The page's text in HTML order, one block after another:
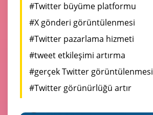
#Twitter büyüme platformu
#X gönderi görüntülenmesi
#Twitter pazarlama hizmeti
#tweet etkileşimi artırma
#gerçek Twitter görüntülenmesi
#Twitter görünürlüğü artır